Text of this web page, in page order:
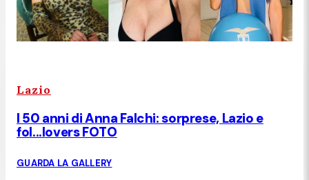
Lazio
I 50 anni di Anna Falchi: sorprese, Lazio e
fol...lovers FOTO
GUARDA LA GALLERY